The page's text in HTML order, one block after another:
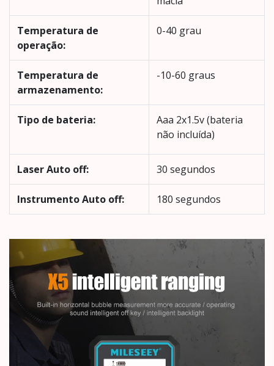
Temperatura de
operação:
0-40 grau
Temperatura de
armazenamento:
-10-60 graus
Tipo de bateria:
Aaa 2x1.5v (bateria
não incluída)
Laser Auto off: 30 segundos
Instrumento Auto off: 180 segundos